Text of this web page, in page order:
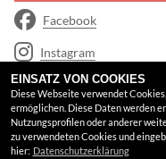
Facebook
Instagram
Youtube
Google Maps
EINSATZ VON COOKIES
Diese Webseite verwendet
ermöglichen. Diese Daten werden
Nutzungsprofilen oder anderer
zu verwendeten Cookies und
hier: Datenschutzerklärung